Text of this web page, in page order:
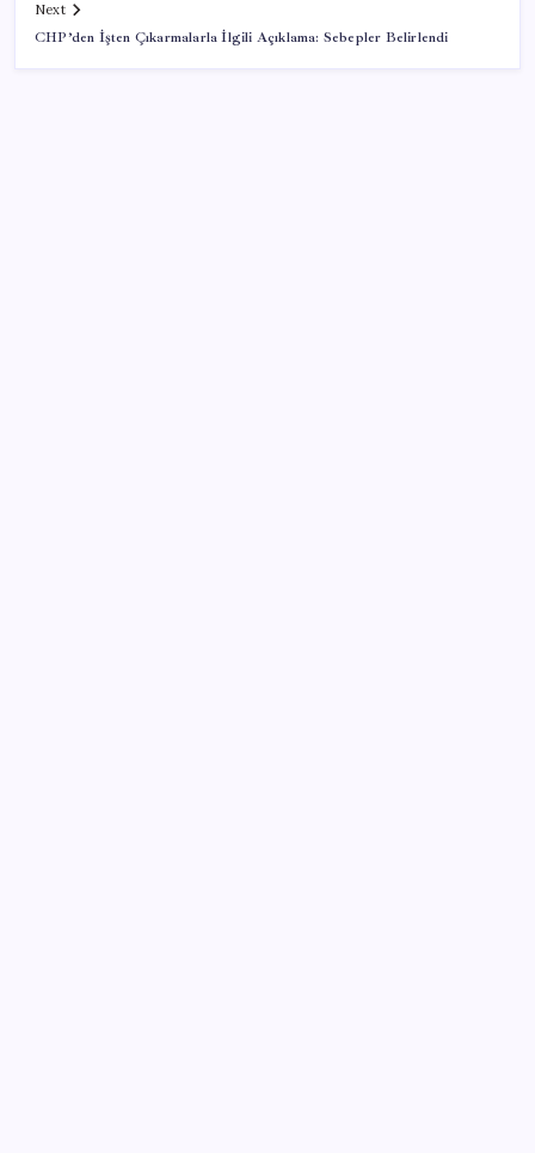
Next
CHP’den İşten Çıkarmalarla İlgili Açıklama: Sebepler Belirlendi